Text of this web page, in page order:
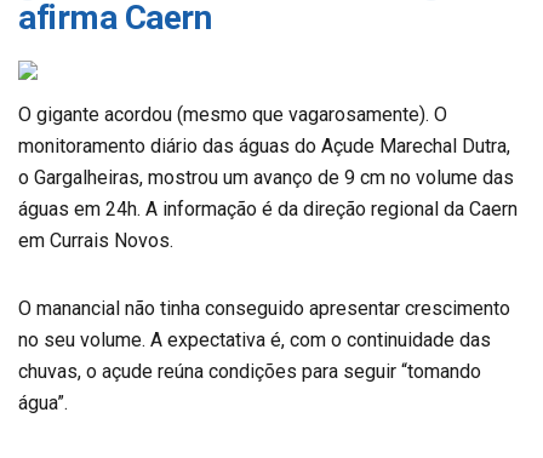
afirma Caern
O gigante acordou (mesmo que vagarosamente). O
monitoramento diário das águas do Açude Marechal Dutra,
o Gargalheiras, mostrou um avanço de 9 cm no volume das
águas em 24h. A informação é da direção regional da Caern
em Currais Novos.
O manancial não tinha conseguido apresentar crescimento
no seu volume. A expectativa é, com o continuidade das
chuvas, o açude reúna condições para seguir “tomando
água”.